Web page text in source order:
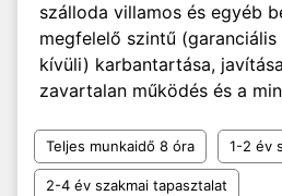
szálloda villamos és egyéb
megfelelő szintű
kívüli) karbantartása,
zavartalan működés és a
Teljes munkaidő 8 óra 1-2 év
2-4 év szakmai tapasztalat